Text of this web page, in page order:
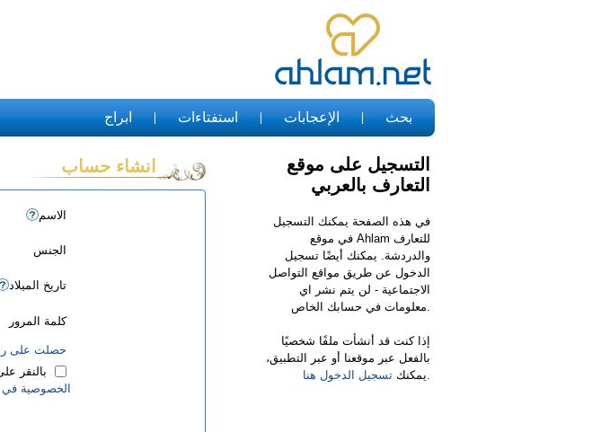
بحث الإعجابات استفتاءات ابراج
التسجيل على موقع
التعارف بالعربي
في هذه الصفحة يمكنك التسجيل
في موقع Ahlam للتعارف
والدردشة. يمكنك أيضًا تسجيل
الدخول عن طريق مواقع التواصل
الاجتماعية - لن يتم نشر اي
معلومات في حسابك الخاص.
إذا كنت قد أنشأت ملفًا شخصيًا
بالفعل عبر موقعنا أو عبر التطبيق،
يمكنك تسجيل الدخول هنا .
انشاء حساب
الاسم
الجنس
تاريخ الميلاد
كلمة المرور
حصلت على
بالنقر
الخصوصية في